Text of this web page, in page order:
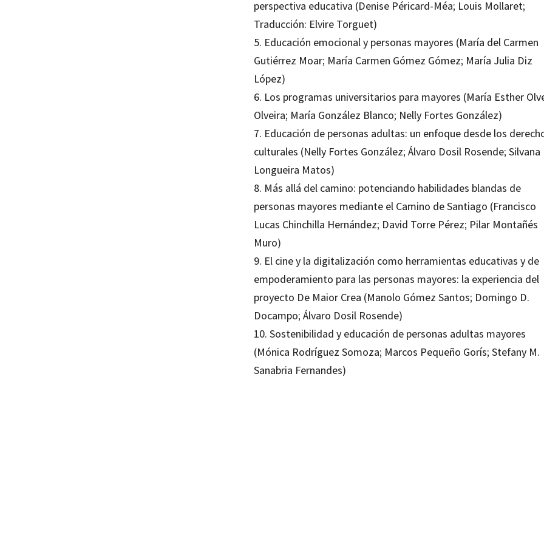
perspectiva educativa (Denise Péricard-Méa; Louis Mollaret;
Traducción: Elvire Torguet)
5. Educación emocional y personas mayores (María del Carmen
Gutiérrez Moar; María Carmen Gómez Gómez; María Julia Diz
López)
6. Los programas universitarios para mayores (María Esther
Olveira; María González Blanco; Nelly Fortes González)
7. Educación de personas adultas: un enfoque desde los
culturales (Nelly Fortes González; Álvaro Dosil Rosende; Silvana
Longueira Matos)
8. Más allá del camino: potenciando habilidades blandas de
personas mayores mediante el Camino de Santiago (Francisco
Lucas Chinchilla Hernández; David Torre Pérez; Pilar Montañés
Muro)
9. El cine y la digitalización como herramientas educativas y de
empoderamiento para las personas mayores: la experiencia del
proyecto De Maior Crea (Manolo Gómez Santos; Domingo D.
Docampo; Álvaro Dosil Rosende)
10. Sostenibilidad y educación de personas adultas mayores
(Mónica Rodríguez Somoza; Marcos Pequeño Gorís; Stefany M.
Sanabria Fernandes)